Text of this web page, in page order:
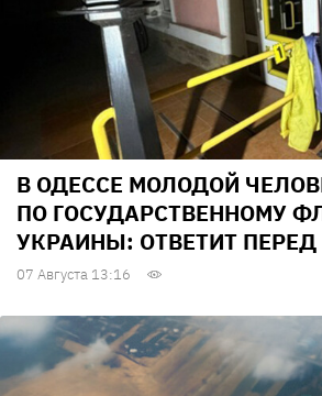
В ОДЕССЕ МОЛОДОЙ
ПО ГОСУДАРСТВЕННОМУ
УКРАИНЫ: ОТВЕТИТ
07 Августа 13:16